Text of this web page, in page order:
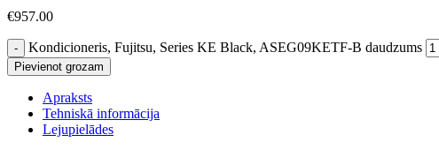
€957.00
Kondicioneris, Fujitsu, Series KE Black, ASEG09KETF-B daudzums
Pievienot grozam
Apraksts
Tehniskā informācija
Lejupielādes